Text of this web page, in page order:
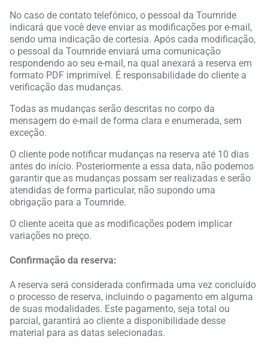
No caso de contato telefônico, o pessoal da Tournride
indicará que você deve enviar as modificações por e-mail,
sendo uma indicação de cortesia. Após cada modificação,
o pessoal da Tournride enviará uma comunicação
respondendo ao seu e-mail, na qual anexará a reserva em
formato PDF imprimível. É responsabilidade do cliente a
verificação das mudanças.
Todas as mudanças serão descritas no corpo da
mensagem do e-mail de forma clara e enumerada, sem
exceção.
O cliente pode notificar mudanças na reserva até 10 dias
antes do início. Posteriormente a essa data, não podemos
garantir que as mudanças possam ser realizadas e serão
atendidas de forma particular, não supondo uma
obrigação para a Tournride.
O cliente aceita que as modificações podem implicar
variações no preço.
Confirmação da reserva:
A reserva será considerada confirmada uma vez concluído
o processo de reserva, incluindo o pagamento em alguma
de suas modalidades. Este pagamento, seja total ou
parcial, garantirá ao cliente a disponibilidade desse
material para as datas selecionadas.